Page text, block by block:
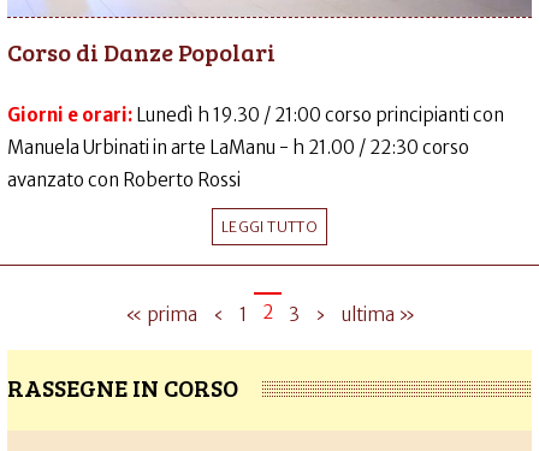
Corso di Danze Popolari
Giorni e orari: Lunedì h 19.30 / 21:00 corso principianti con
Manuela Urbinati in arte LaManu - h 21.00 / 22:30 corso
avanzato con Roberto Rossi
LEGGI TUTTO
« prima ‹ 1 2 3 › ultima »
RASSEGNE IN CORSO